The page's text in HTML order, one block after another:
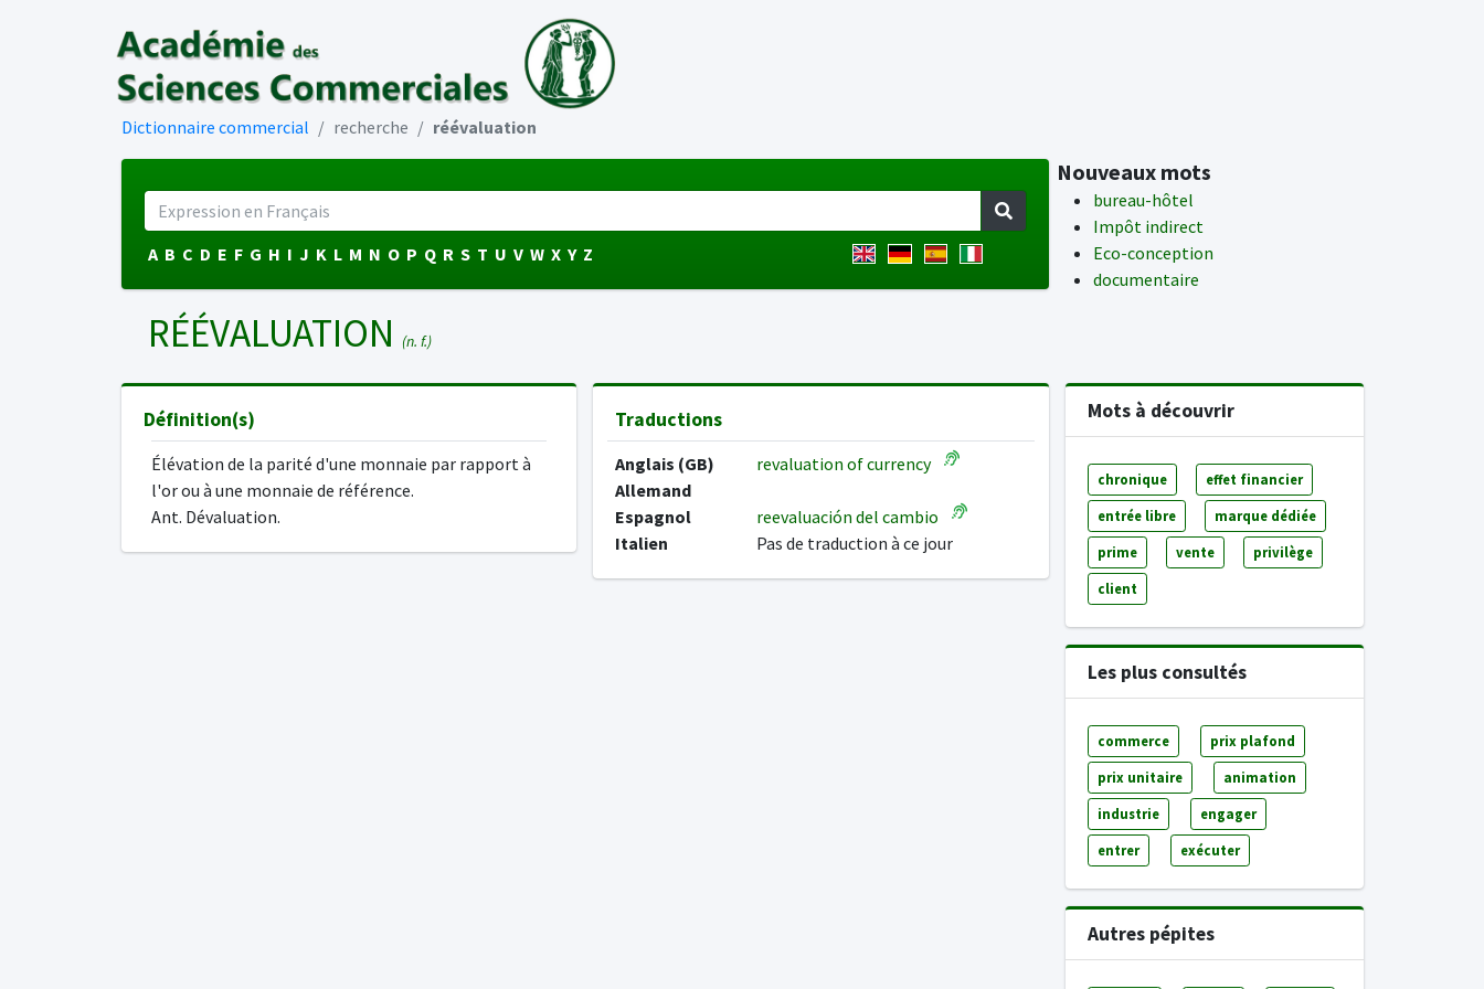
Dictionnaire commercial recherche réévaluation
A B C D E F G H I J K L M N O P Q R S T U V W X Y Z
Nouveaux mots
bureau-hôtel
Impôt indirect
Eco-conception
documentaire
RÉÉVALUATION (n. f.)
Définition(s)
Élévation de la parité d'une monnaie par rapport à
l'or ou à une monnaie de référence.
Ant. Dévaluation.
Traductions
Anglais (GB)
revaluation of currency
Allemand
Espagnol
reevaluación del cambio
Italien
Pas de traduction à ce jour
Mots à découvrir
chronique effet financier
entrée libre marque dédiée
prime vente privilège
client
Les plus consultés
commerce prix plafond
prix unitaire animation
industrie engager
entrer exécuter
Autres pépites